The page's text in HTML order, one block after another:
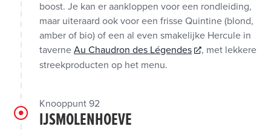
boost. Je kan er aankloppen voor een rondleiding,
maar uiteraard ook voor een frisse Quintine (blond,
amber of bio) of een al even smakelijke Hercule in
taverne Au Chaudron des Légendes
, met lekkere
streekproducten op het menu.
Knooppunt 92
IJSMOLENHOEVE